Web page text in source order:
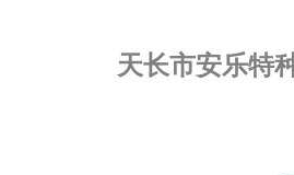
天长市安乐特